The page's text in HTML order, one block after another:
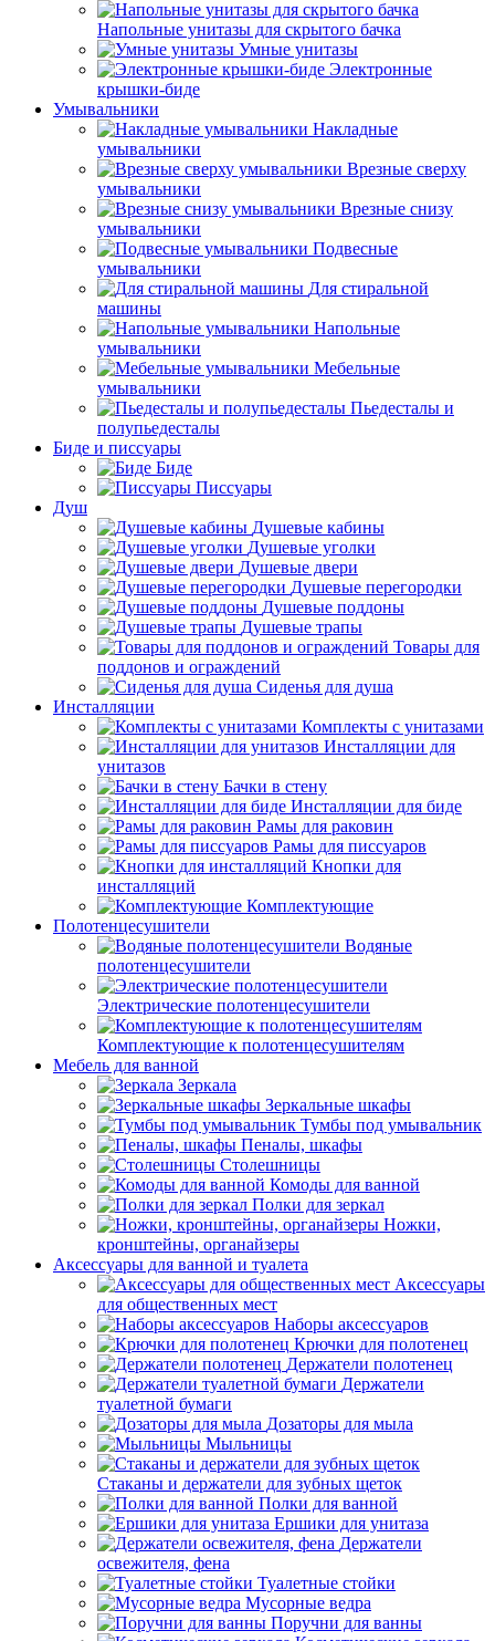
Напольные унитазы для скрытого бачка
Умные унитазы
Электронные
крышки-биде
Умывальники
Накладные
умывальники
Врезные сверху
умывальники
Врезные снизу
умывальники
Подвесные
умывальники
Для стиральной
машины
Напольные
умывальники
Мебельные
умывальники
Пьедесталы и
полупьедесталы
Биде и писсуары
Биде
Писсуары
Душ
Душевые кабины
Душевые уголки
Душевые двери
Душевые перегородки
Душевые поддоны
Душевые трапы
Товары для
поддонов и ограждений
Сиденья для душа
Инсталляции
Комплекты с унитазами
Инсталляции для
унитазов
Бачки в стену
Инсталляции для биде
Рамы для раковин
Рамы для писсуаров
Кнопки для
инсталляций
Комплектующие
Полотенцесушители
Водяные
полотенцесушители
Электрические полотенцесушители
Комплектующие к полотенцесушителям
Мебель для ванной
Зеркала
Зеркальные шкафы
Тумбы под умывальник
Пеналы, шкафы
Столешницы
Комоды для ванной
Полки для зеркал
Ножки,
кронштейны, органайзеры
Аксессуары для ванной и туалета
Аксессуары
для общественных мест
Наборы аксессуаров
Крючки для полотенец
Держатели полотенец
Держатели
туалетной бумаги
Дозаторы для мыла
Мыльницы
Стаканы и держатели для зубных щеток
Полки для ванной
Ершики для унитаза
Держатели
освежителя, фена
Туалетные стойки
Мусорные ведра
Поручни для ванны